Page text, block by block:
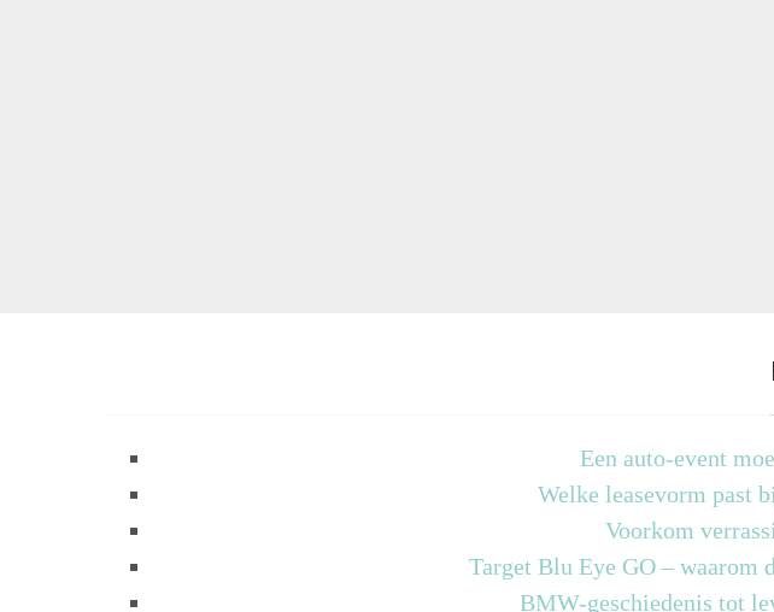
Een auto-event
Welke leasevorm past
Voorkom
Target Blu Eye GO – waarom
BMW-geschiedenis tot